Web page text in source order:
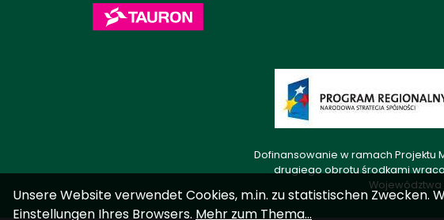
Dofinansowanie w ramach Projektu
drugiego obrotu środkami
Województwa
Unsere Website verwendet Cookies, m.in. zu statistischen
Einstellungen Ihres Browsers. Mehr zum Thema...